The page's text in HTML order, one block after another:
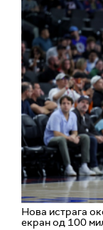
Нова истрага
екран од 100